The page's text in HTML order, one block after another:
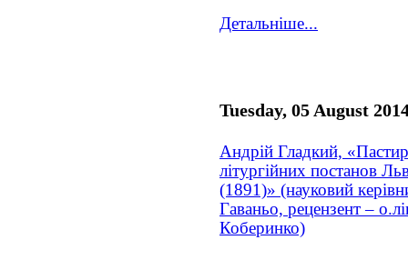
Детальніше...
Tuesday, 05 August
Андрій Гладкий,
літургійних постанов
(1891)» (науковий
Гаваньо, рецензент –
Коберинко)